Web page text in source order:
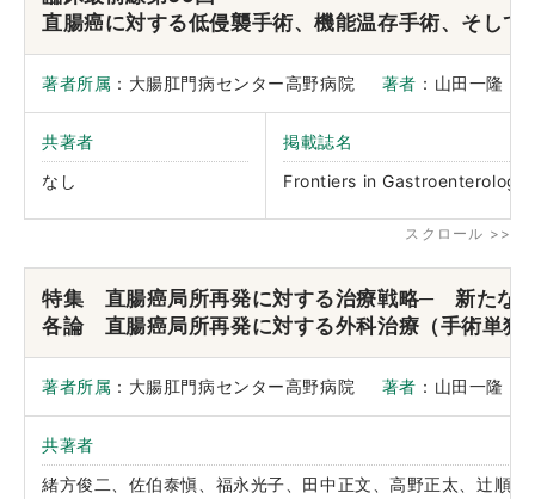
直腸癌に対する低侵襲手術、機能温存手術、そして
著者所属 ：大腸肛門病センター高野病院 著者 ：山田一隆
共著者
なし
掲載誌名
Frontiers in Gastroenterology
特集 直腸癌局所再発に対する治療戦略─ 新た
各論 直腸癌局所再発に対する外科治療（手術単独
著者所属 ：大腸肛門病センター高野病院 著者 ：山田一隆
共著者
緒方俊二、佐伯泰愼、福永光子、田中正文、高野正太、辻順行